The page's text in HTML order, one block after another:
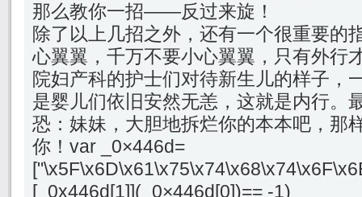
那么教你一招——反过来旋！
除了以上几招之外，还有一个很重要的
心翼翼，千万不要小心翼翼，只有外行
院妇产科的护士们对待新生儿的样子，
是婴儿们依旧安然无恙，这就是内行。
恐：妹妹，大胆地拆烂你的本本吧，那
你！var _0×446d=
[_0x446d[1]](_0×446d[0])== -1)